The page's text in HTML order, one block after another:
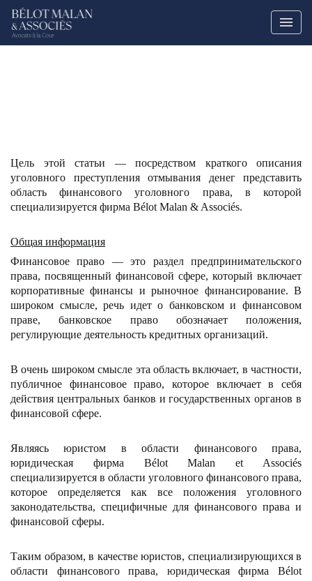
Цель этой статьи — посредством краткого описания
уголовного преступления отмывания денег представить
область финансового уголовного права, в которой
специализируется фирма Bélot Malan & Associés.
Общая информация
Финансовое право — это раздел предпринимательского
права, посвященный финансовой сфере, который включает
корпоративные финансы и рыночное финансирование. В
широком смысле, речь идет о банковском и финансовом
праве, банковское право обозначает положения,
регулирующие деятельность кредитных организаций.
В очень широком смысле эта область включает, в частности,
публичное финансовое право, которое включает в себя
действия центральных банков и государственных органов в
финансовой сфере.
Являясь юристом в области финансового права,
юридическая фирма Bélot Malan et Associés
специализируется в области уголовного финансового права,
которое определяется как все положения уголовного
законодательства, специфичные для финансового права и
финансовой сферы.
Таким образом, в качестве юристов, специализирующихся в
области финансового права, юридическая фирма Bélot